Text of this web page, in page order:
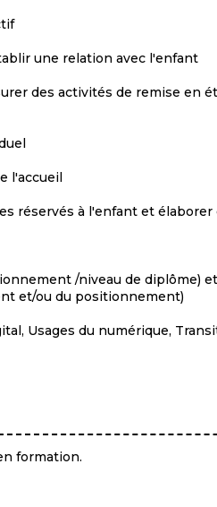
une relation avec l'enfant
des activités de remise en
l'accueil
réservés à l'enfant et élaborer
/niveau de diplôme)
et/ou du positionnement)
Usages du numérique,
formation.